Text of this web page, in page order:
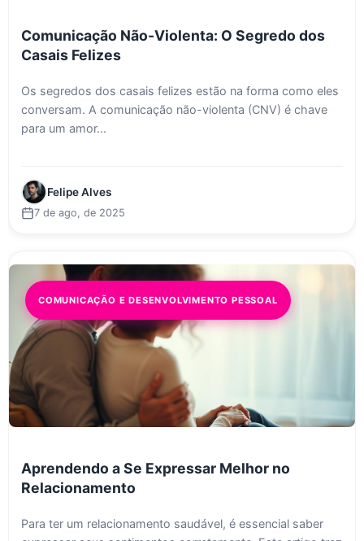
Comunicação Não-Violenta: O Segredo dos
Casais Felizes
Os segredos dos casais felizes estão na forma como eles
conversam. A comunicação não-violenta (CNV) é chave
para um amor...
Felipe Alves
7 de ago, de 2025
COMUNICAÇÃO E DESENVOLVIMENTO PESSOAL
Aprendendo a Se Expressar Melhor no
Relacionamento
Para ter um relacionamento saudável, é essencial saber